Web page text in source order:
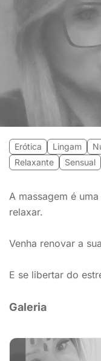
Erótica Lingam
Relaxante
Sensual
A massagem é
relaxar.
Venha renovar a
E se libertar do
Galeria